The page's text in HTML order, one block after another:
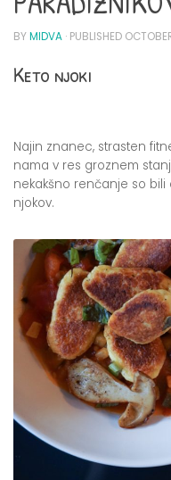
BYMIDVA · PUBLISHED
Keto njoki
Najin znanec, strasten
nama v res groznem
nekakšno renčanje so
njokov.